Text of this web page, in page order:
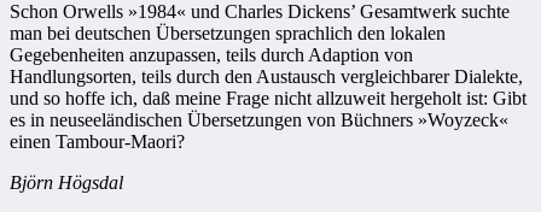
Schon Orwells »1984« und Charles Dickens’ Gesamtwerk suchte
man bei deutschen Übersetzungen sprachlich den lokalen
Gegebenheiten anzupassen, teils durch Adaption von
Handlungsorten, teils durch den Austausch vergleichbarer Dialekte,
und so hoffe ich, daß meine Frage nicht allzuweit hergeholt ist: Gibt
es in neuseeländischen Übersetzungen von Büchners »Woyzeck«
einen Tambour-Maori?
Björn Högsdal